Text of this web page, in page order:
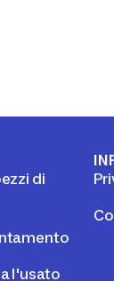
di
l'usato